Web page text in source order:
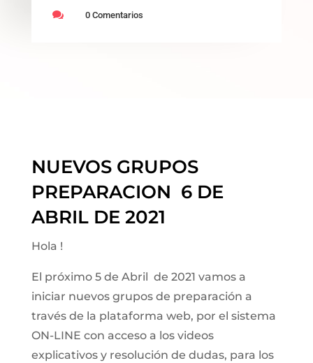
 0 Comentarios
NUEVOS GRUPOS
PREPARACION 6 DE
ABRIL DE 2021
Hola !
El próximo 5 de Abril de 2021 vamos a
iniciar nuevos grupos de preparación a
través de la plataforma web, por el sistema
ON-LINE con acceso a los videos
explicativos y resolución de dudas, para los